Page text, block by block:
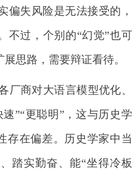
偏失风险是无法接受的，
不过，个别的“幻觉”也可
思路，需要辩证看待。
厂商对大语言模型优化、
”“更聪明”，这与历史学
存在偏差。历史学家中当
踏实勤奋、能“坐得冷板